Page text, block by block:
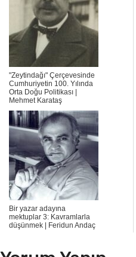
"Zeytindağı" Çerçevesinde
Cumhuriyetin 100. Yılında
Orta Doğu Politikası |
Mehmet Karataş
Bir yazar adayına
mektuplar 3: Kavramlarla
düşünmek | Feridun Andaç